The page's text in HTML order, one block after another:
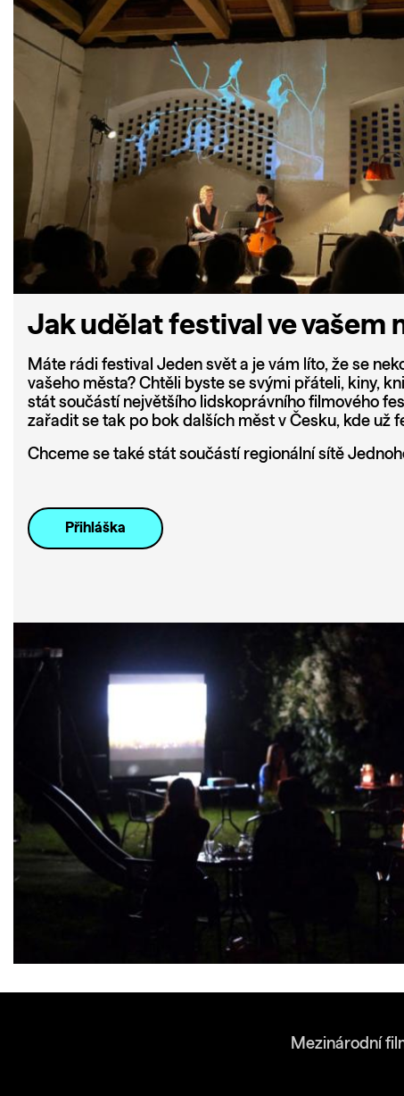
Jak udělat festival ve vašem
Máte rádi festival Jeden svět a je vám líto, že se
vašeho města? Chtěli byste se svými přáteli, kiny,
stát součástí největšího lidskoprávního filmového
zařadit se tak po bok dalších měst v Česku, kde už
Chceme se také stát součástí regionální sítě
Přihláška
Mezinárodní